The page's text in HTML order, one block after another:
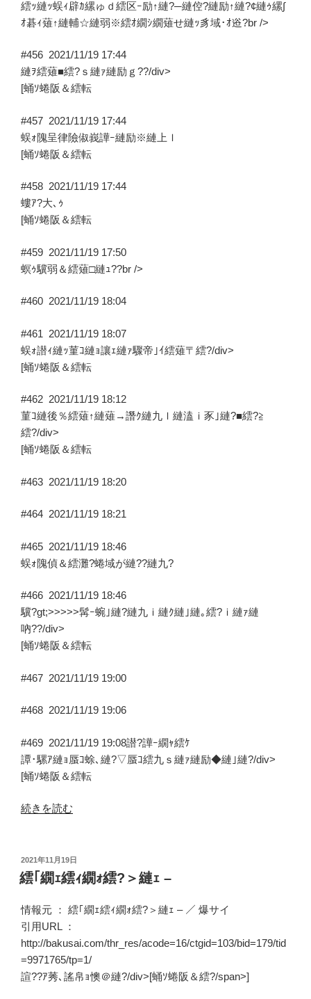
繧ｯ縺ｯ蜈ｨ辟ｶ縲ゅｄ繧区ｰ励↑縺?─縺倥?縺励↑縺?¢縺ｩ縲∫
ｵ碁ｨ薙↑縺輔☆縺弱※繧ｵ繝ｼ繝薙せ縺ｯ豸域･ｵ逧?br />
#456 2021/11/19 17:44
縺ｦ繧薙■繧?ｓ縺ｧ縺励ｇ??/div>
[蛹ｿ蜷阪＆繧転
#457 2021/11/19 17:44
蜈ｫ隗呈律險俶峩譁ｰ縺励※縺上ｌ
[蛹ｿ蜷阪＆繧転
#458 2021/11/19 17:44
螻ｱ?大､ｩ
[蛹ｿ蜷阪＆繧転
#459 2021/11/19 17:50
螟ｩ驥弱＆繧薙□縺ｭ??br />
#460 2021/11/19 18:04
#461 2021/11/19 18:07
蜈ｫ譛ｨ縺ｯ菫ｺ縺ｮ讓ｪ縺ｧ驟帝｣ｲ繧薙〒繧?/div>
[蛹ｿ蜷阪＆繧転
#462 2021/11/19 18:12
菫ｺ縺後％繧薙↑縺薙→譖ｸ縺九ｌ縺溘ｉ豕｣縺?■繧?≧
繧?/div>
[蛹ｿ蜷阪＆繧転
#463 2021/11/19 18:20
#464 2021/11/19 18:21
#465 2021/11/19 18:46
蜈ｫ隗偵＆繧灘?蜷域が縺??縺九?
#466 2021/11/19 18:46
驥?gt;>>>>>髯ｰ蜿｣縺?縺九ｉ縺ｸ縺｣縺｡繧?ｉ縺ｧ縺
吶??/div>
[蛹ｿ蜷阪＆繧転
#467 2021/11/19 19:00
#468 2021/11/19 19:06
#469 2021/11/19 19:08譛?譁ｰ繝ｬ繧ｹ
譚･騾ｱ縺ｮ蜃ｺ蜍､縺?▽蜃ｺ繧九ｓ縺ｧ縺励◆縺｣縺?/div>
[蛹ｿ蜷阪＆繧転
“豎?
繧?
％
ｱ
繝
上
ル
繝
続きを読む
投
稿
日:
2021年11月19日
繧｢繝ｪ繧ｨ繝ｫ繧?＞縺ｪ –
情報元 ： 繧｢繝ｪ繧ｨ繝ｫ繧?＞縺ｪ – ／ 爆サイ
引用URL ：
http://bakusai.com/thr_res/acode=16/ctgid=103/bid=179/tid
=9971765/tp=1/
諠??ｱ莠､謠帛ｮ懊＠縺?/div>[蛹ｿ蜷阪＆繧?/span>]